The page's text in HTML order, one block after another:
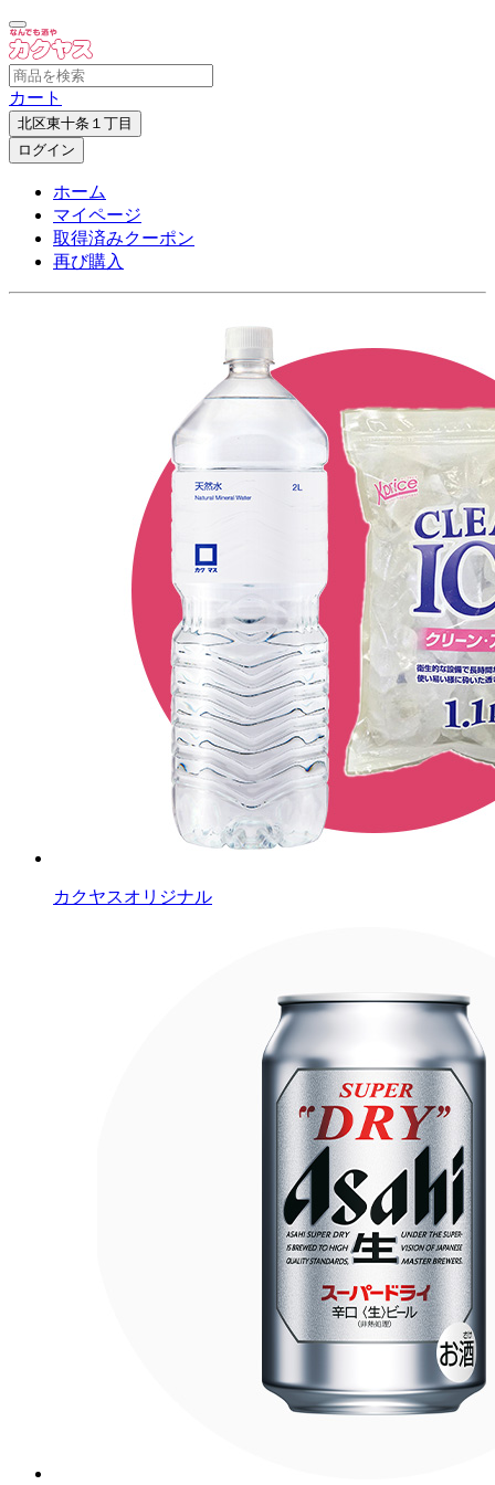
カート
北区東十条１丁目
ログイン
ホーム
マイページ
取得済みクーポン
再び購入
カクヤスオリジナル